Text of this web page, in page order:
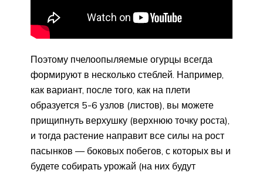
Поэтому пчелоопыляемые огурцы всегда
формируют в несколько стеблей. Например,
как вариант, после того, как на плети
образуется 5-6 узлов (листов), вы можете
прищипнуть верхушку (верхнюю точку роста),
и тогда растение направит все силы на рост
пасынков — боковых побегов, с которых вы и
будете собирать урожай (на них будут